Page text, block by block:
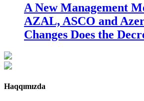
A New Management
AZAL, ASCO and
Changes Does the
Haqqımızda